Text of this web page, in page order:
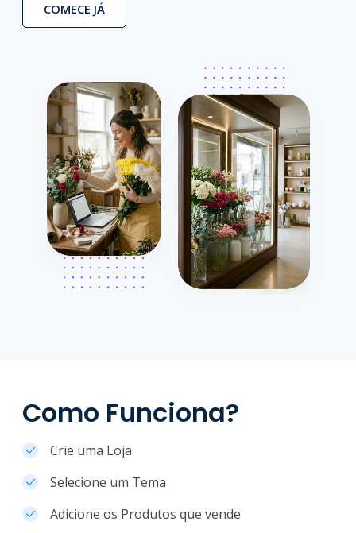
COMECE JÁ
Como Funciona?
Crie uma Loja
Selecione um Tema
Adicione os Produtos que vende